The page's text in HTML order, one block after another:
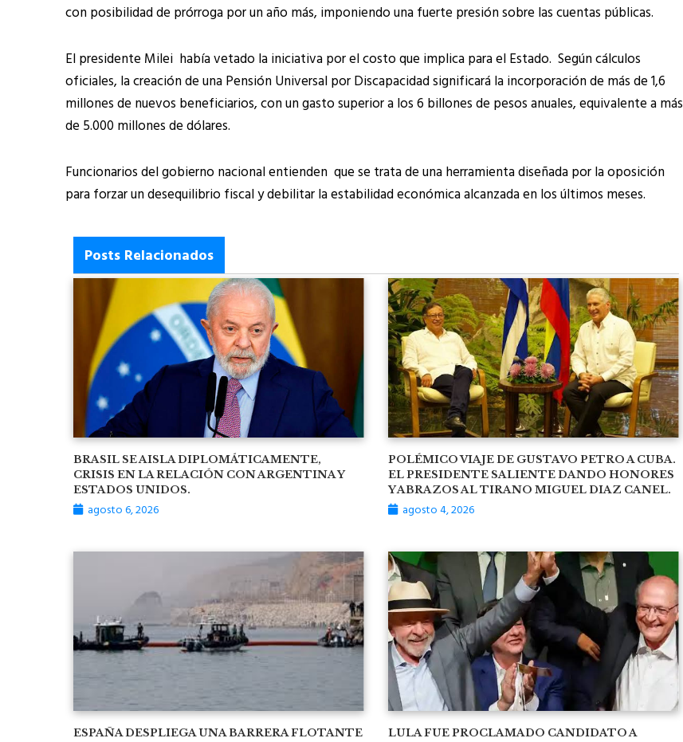
con posibilidad de prórroga por un año más, imponiendo una fuerte presión sobre las cuentas públicas.
El presidente Milei había vetado la iniciativa por el costo que implica para el Estado. Según cálculos
oficiales, la creación de una Pensión Universal por Discapacidad significará la incorporación de más de 1,6
millones de nuevos beneficiarios, con un gasto superior a los 6 billones de pesos anuales, equivalente a más
de 5.000 millones de dólares.
Funcionarios del gobierno nacional entienden que se trata de una herramienta diseñada por la oposición
para forzar un desequilibrio fiscal y debilitar la estabilidad económica alcanzada en los últimos meses.
Posts Relacionados
BRASIL SE AISLA DIPLOMÁTICAMENTE,
CRISIS EN LA RELACIÓN CON ARGENTINA Y
ESTADOS UNIDOS.
agosto 6, 2026
POLÉMICO VIAJE DE GUSTAVO PETRO A CUBA.
EL PRESIDENTE SALIENTE DANDO HONORES
Y ABRAZOS AL TIRANO MIGUEL DIAZ CANEL.
agosto 4, 2026
ESPAÑA DESPLIEGA UNA BARRERA FLOTANTE
LULA FUE PROCLAMADO CANDIDATO A